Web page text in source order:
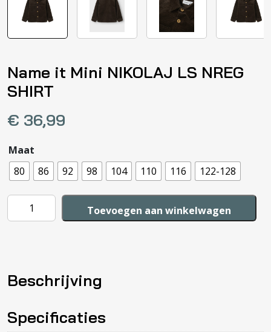
Name it Mini NIKOLAJ LS NREG
SHIRT
€ 36,99
Maat
80
86 92 98 104 110 116 122-128
Name
it
NREG
aantal
Toevoegen aan winkelwagen
Beschrijving
Specificaties